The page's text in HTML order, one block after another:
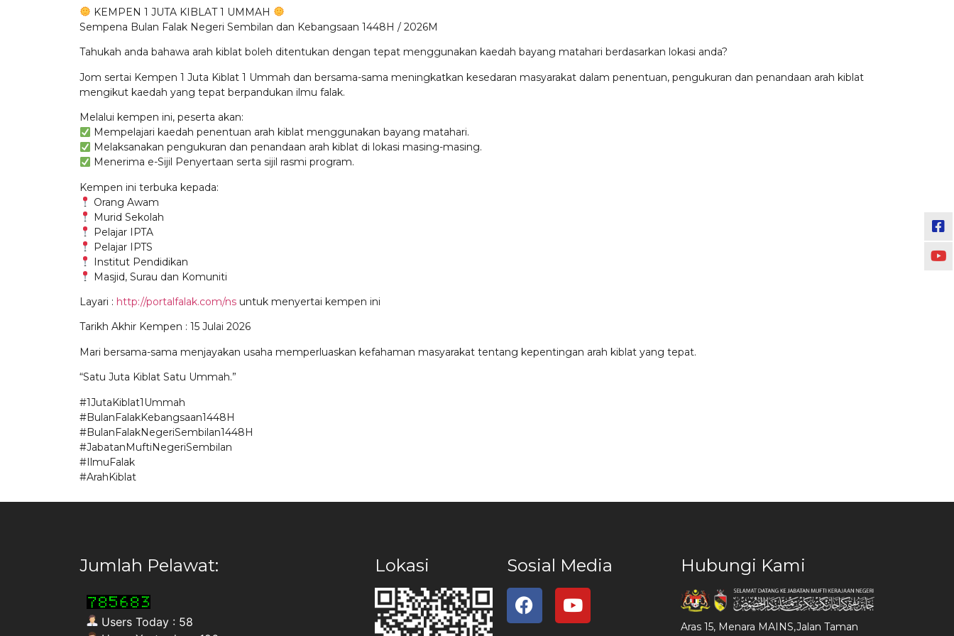
KEMPEN 1 JUTA KIBLAT 1 UMMAH
Sempena Bulan Falak Negeri Sembilan dan Kebangsaan 1448H / 2026M
Tahukah anda bahawa arah kiblat boleh ditentukan dengan tepat menggunakan kaedah bayang matahari berdasarkan lokasi anda?
Jom sertai Kempen 1 Juta Kiblat 1 Ummah dan bersama-sama meningkatkan kesedaran masyarakat dalam penentuan, pengukuran dan penandaan arah kiblat
mengikut kaedah yang tepat berpandukan ilmu falak.
Melalui kempen ini, peserta akan:
Mempelajari kaedah penentuan arah kiblat menggunakan bayang matahari.
Melaksanakan pengukuran dan penandaan arah kiblat di lokasi masing-masing.
Menerima e-Sijil Penyertaan serta sijil rasmi program.
Kempen ini terbuka kepada:
Orang Awam
Murid Sekolah
Pelajar IPTA
Pelajar IPTS
Institut Pendidikan
Masjid, Surau dan Komuniti
Layari : http://portalfalak.com/ns untuk menyertai kempen ini
Tarikh Akhir Kempen : 15 Julai 2026
Mari bersama-sama menjayakan usaha memperluaskan kefahaman masyarakat tentang kepentingan arah kiblat yang tepat.
“Satu Juta Kiblat Satu Ummah.”
#1JutaKiblat1Ummah
#BulanFalakKebangsaan1448H
#BulanFalakNegeriSembilan1448H
#JabatanMuftiNegeriSembilan
#IlmuFalak
#ArahKiblat
Jumlah Pelawat:
Users Today : 58
Lokasi Sosial Media Hubungi Kami
Aras 15, Menara MAINS,Jalan Taman